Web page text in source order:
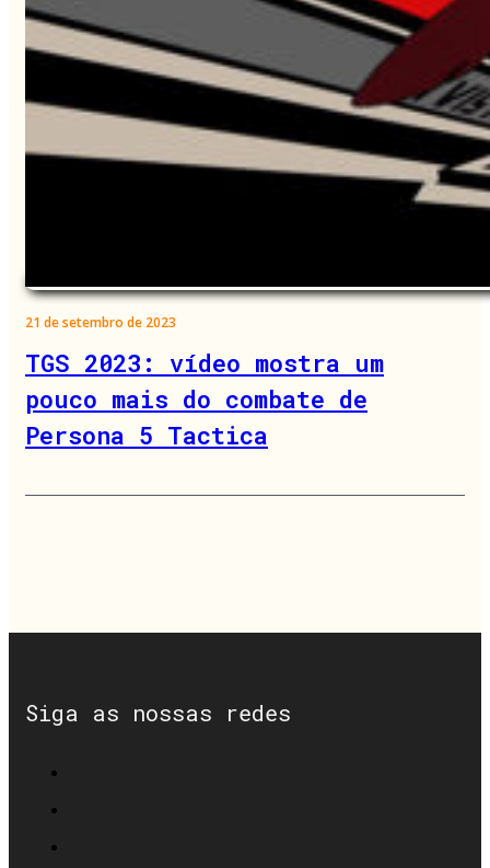
21 de setembro de 2023
TGS 2023: vídeo mostra um
pouco mais do combate de
Persona 5 Tactica
Siga as nossas redes